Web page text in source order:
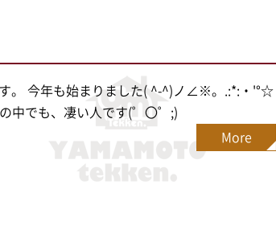
。 今年も始まりました( ^-^)ノ∠※。.:*:・'°☆
中でも、凄い人です(゜〇゜;)
More